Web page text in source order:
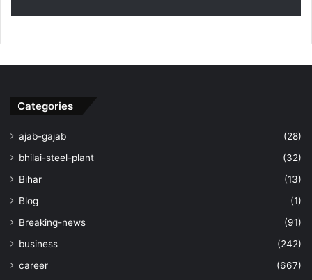
Categories
ajab-gajab
(28)
bhilai-steel-plant
(32)
Bihar
(13)
Blog
(1)
Breaking-news
(91)
business
(242)
career
(667)